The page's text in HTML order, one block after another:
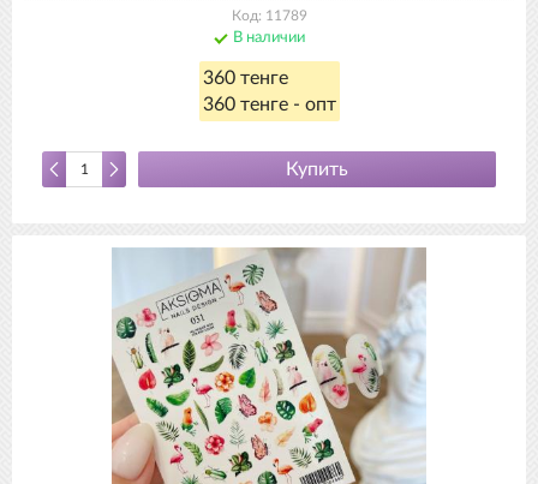
Код: 11789
В наличии
360 тенге
360 тенге - опт
Купить